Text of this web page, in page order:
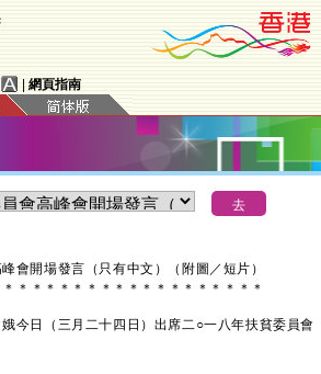
網頁指南
會開場發言（只有中文）（附圖／短片）
＊ ＊ ＊ ＊ ＊ ＊ ＊ ＊ ＊ ＊ ＊ ＊ ＊ ＊ ＊ ＊ ＊ ＊ ＊
日（三月二十四日）出席二○一八年扶貧委員會